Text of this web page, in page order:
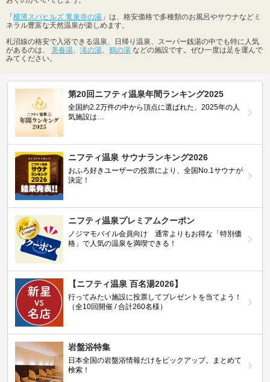
「 横濱スパヒルズ 竜泉寺の湯 」は、格安価格で多種類のお風呂やサウナなどミ
ネラル豊富な天然温泉が楽しめます。
札沼線の格安で入浴できる温泉、日帰り温泉、スーパー銭湯の中でも特に人気
があるのは、 美春湯、 滝の湯、 鶴の湯 などの施設です。ぜひ一度は足を運んで
みてください。
第20回ニフティ温泉年間ランキング2025
全国約2.2万件の中から頂点に選ばれた、2025年の人
気施設は…
ニフティ温泉 サウナランキング2026
おふろ好きユーザーの投票により、全国No.1サウナが
決定！
ニフティ温泉プレミアムクーポン
ノジマモバイル会員向け 通常よりもお得な「特別価
格」で人気の温泉を満喫できる！
【ニフティ温泉 百名湯2026】
行ってみたい施設に投票してプレゼントを当てよう！
（全10回開催 / 合計260名様）
岩盤浴特集
日本全国の岩盤浴情報だけをピックアップ。まとめて
検索！